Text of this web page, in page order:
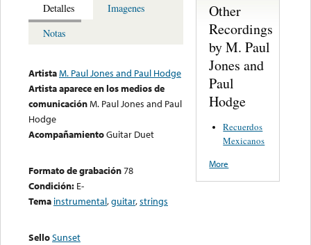
Detalles
Imagenes
Notas
ArtistaM. Paul Jones and Paul Hodge
Artista aparece en los medios de
comunicaciónM. Paul Jones and Paul
Hodge
AcompañamientoGuitar Duet
Formato de grabación78
Condición: E-
Tema instrumental,guitar,strings
SelloSunset
Other
Recordings
by M. Paul
Jones and
Paul
Hodge
Recuerdos
Mexicanos
More